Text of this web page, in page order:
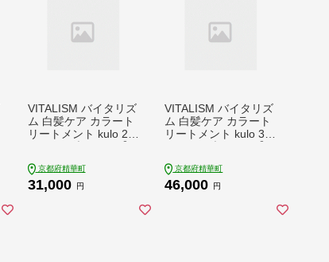
VITALISM バイタリズ
ム 白髪ケア カラート
リートメント kulo 2本
京都府精華町
31,000 円
VITALISM バイタリズ
ム 白髪ケア カラート
リートメント kulo 3本
京都府精華町
46,000 円